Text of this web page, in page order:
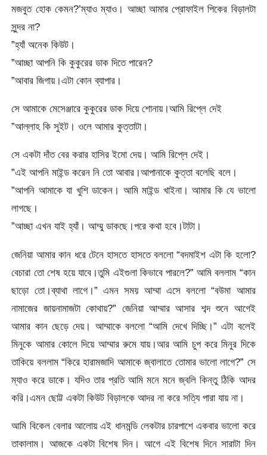
মজবুত হোক কেমন?’ম্যাও ম্যাও। আচ্ছা আমার প্রোফাইল পিকের বিড়ালটা
সুন্দর না?
”হ্যাঁ অনেক কিউট।
”আচ্ছা আপনি কি কুকুরের ডাক দিতে পারেন?
”আবার জিগায়।এটা কোন ব্যাপার।
সে আমাকে মেসেঞ্জারে কুকুরের ডাক দিয়ে শোনায়।আমি রিপ্লে দেই
”আল্লাহ কি সুইট। ওলে আমার কুত্তাটা।
সে একটা দাঁত বের করার হাসির ইমো দেয়। আমি রিপ্লে দেই।
”এই আপনি মাইন্ড করেন নি তো আবার।আপানাকে কুত্তা বলেছি বলে।
”আপনি আমাকে যা খুশি ডাকেন। আমি মাইন্ড খাইনা। আমার কি যে ভালো
লাগছে।
”আচ্ছা এখন যাই হ্যাঁ। আম্মু ডাকছে।পরে কথা হবে।টাটা।
জেনিয়া আমার কান ধরে টেনে হাসতে হাসতে বললো “বদমাইশ এটা কি হলো?
বেচারা তো শেষ হয়ে যাবে।তুমি এইগুলা কিভাবে পারলে?” আমি বললাম “কান
ছাড়ো তো।ব্যাথা লাগে।” এমন সময় আম্মা এসে বললো “বউমা আমার
নামাজের জায়নামাজটা কোথায়?” জেনিয়া আম্মার আসার শব্দ শুনে আগেই
আমার কান ছেড়ে দেয়। আম্মাকে বললো “আমি দেখে দিচ্ছি।” এটা বলেই
মিনুকে আমার কোলে দিয়ে আম্মার রুমে যায়।আর আমি চুপ করে মিনুর দিকে
তাকিয়ে বললাম “কিরে হারামজাদি আমাকে জ্বালাতে তোমার ভালো লাগে?” সে
ম্যাও করে ডাকে। যদিও তার প্রতি আমি মনে মনে জ্বলি কিন্তু ঠিকি আদর
করি।এমন ছোট্ট একটা কিউট বিড়ালকে আদর না করে সত্যি পারা যায় না।
আমি বিকেল বেলার আলোয় এই ধানমন্ডি লেকটার চারপাশে একবার ভালো করে
তাকালাম। আজকে একটা বিশেষ দিন। আগে এই বিশেষ দিনে সারাটা দিন